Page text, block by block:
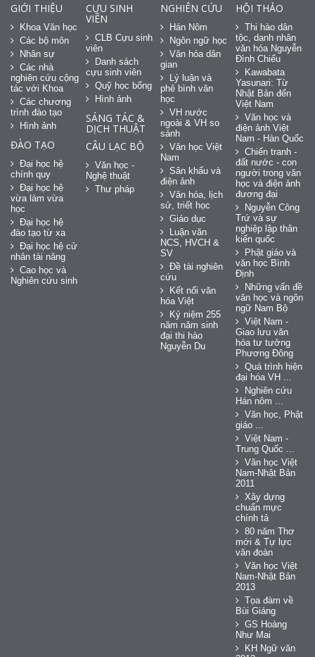
GIỚI THIỆU
Khoa Văn học
Các bộ môn
Nhân sự
Các nhà
nghiên cứu cộng
tác với Khoa
Các chương
trình đào tạo
Hình ảnh
ĐÀO TẠO
Đại học hệ
chính quy
Đại học hệ
vừa làm vừa
học
Đại học hệ
đào tạo từ xa
Đại học hệ cử
nhân tài năng
Cao học và
Nghiên cứu sinh
CỰU SINH
VIÊN
CLB Cựu sinh
viên
Danh sách
cựu sinh viên
Quỹ học bổng
Hình ảnh
SÁNG TÁC &
DỊCH THUẬT
CÂU LẠC BỘ
Văn học -
Nghệ thuật
Thư pháp
NGHIÊN CỨU
Hán Nôm
Ngôn ngữ học
Văn hóa dân
gian
Lý luận và
phê bình văn
học
VH nước
ngoài & VH so
sánh
Văn học Việt
Nam
Sân khấu và
điện ảnh
Văn hóa, lịch
sử, triết học
Giáo dục
Luận văn
NCS, HVCH &
SV
Đề tài nghiên
cứu
Kết nối văn
hóa Việt
Kỷ niệm 255
năm năm sinh
đại thi hào
Nguyễn Du
HỘI THẢO
Thi hào dân
tộc, danh nhân
văn hóa Nguyễn
Đình Chiểu
Kawabata
Yasunari: Từ
Nhật Bản đến
Việt Nam
Văn học và
điện ảnh Việt
Nam - Hàn Quốc
Chiến tranh -
đất nước - con
người trong văn
học và điện ảnh
đương đại
Nguyễn Công
Trứ và sự
nghiệp lập thân
kiến quốc
Phật giáo và
văn học Bình
Định
Những vấn đề
văn học và ngôn
ngữ Nam Bộ
Việt Nam -
Giao lưu văn
hóa tư tưởng
Phương Đông
Quá trình hiện
đại hóa VH ...
Nghiên cứu
Hán nôm ...
Văn học, Phật
giáo ...
Việt Nam -
Trung Quốc ...
Văn học Việt
Nam-Nhật Bản
2011
Xây dựng
chuẩn mực
chính tả
80 năm Thơ
mới & Tự lực
văn đoàn
Văn học Việt
Nam-Nhật Bản
2013
Tọa đàm về
Bùi Giáng
GS Hoàng
Như Mai
KH Ngữ văn